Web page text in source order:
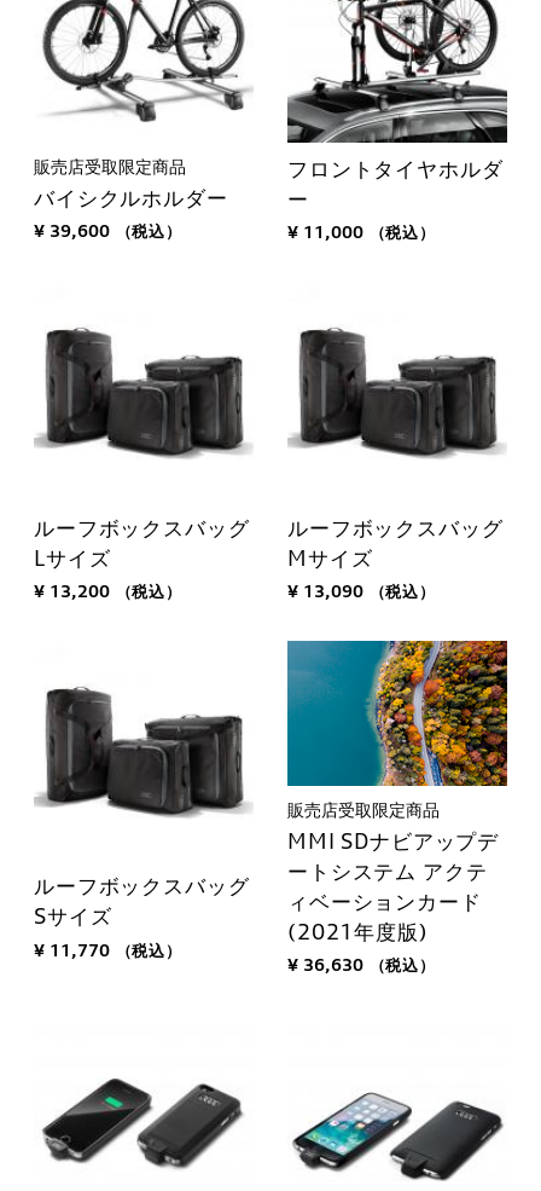
販売店受取限定商品
バイシクルホルダー
¥ 39,600 （税込）
フロントタイヤホルダ
ー
¥ 11,000 （税込）
ルーフボックスバッグ
Lサイズ
¥ 13,200 （税込）
ルーフボックスバッグ
Mサイズ
¥ 13,090 （税込）
ルーフボックスバッグ
Sサイズ
¥ 11,770 （税込）
販売店受取限定商品
MMI SDナビアップデ
ートシステム アクテ
ィベーションカード
(2021年度版)
¥ 36,630 （税込）